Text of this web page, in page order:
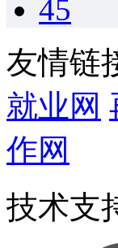
45
友情链
就业网
作网
技术支